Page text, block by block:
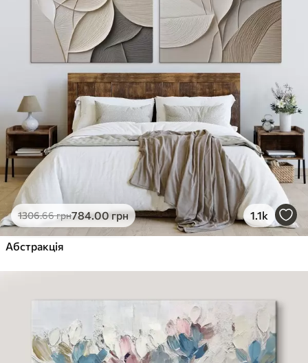
1306.66грн784.00грн 1.1k
Абстракція